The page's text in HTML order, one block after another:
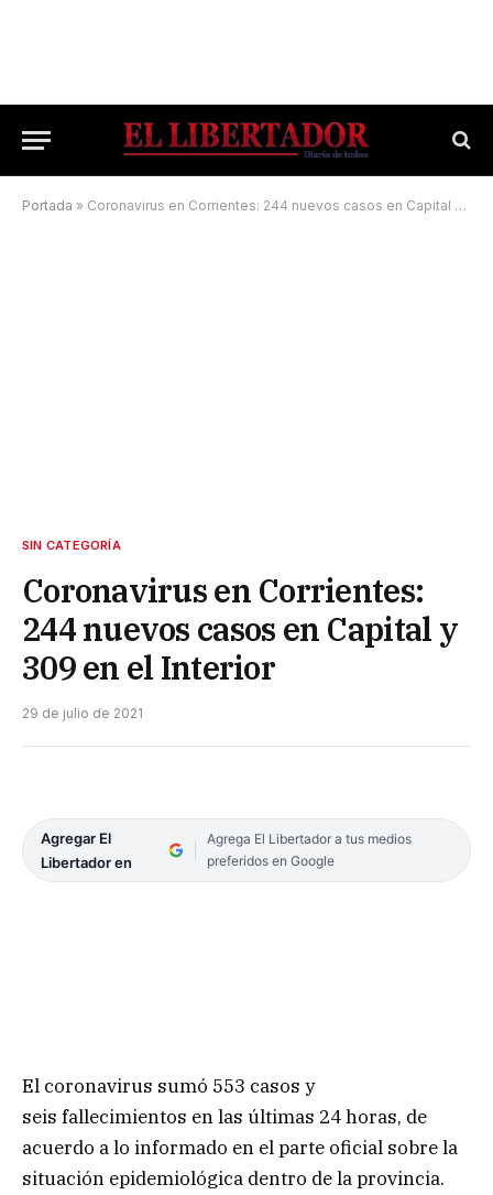
Portada » Coronavirus en Corrientes: 244 nuevos casos en Capital y 309 en el Interior
SIN CATEGORÍA
Coronavirus en Corrientes:
244 nuevos casos en Capital y
309 en el Interior
29 de julio de 2021
Agregar El
Libertador en
Agrega El Libertador a tus medios
preferidos en Google
El coronavirus sumó 553 casos y
seis fallecimientos en las últimas 24 horas, de
acuerdo a lo informado en el parte oficial sobre la
situación epidemiológica dentro de la provincia.